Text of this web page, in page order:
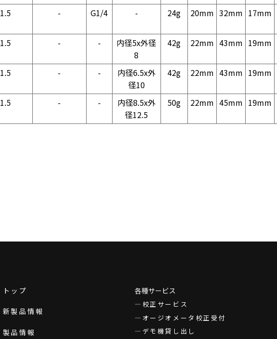
1.5 - G1/4 - 24g 20mm 32mm 17mm
1.5 - -
内径5x外径
8
42g 22mm 43mm 19mm
1.5 - -
内径6.5x外
径10
42g 22mm 43mm 19mm
1.5 - -
内径8.5x外
径12.5
50g 22mm 45mm 19mm
トップ
新製品情報
製品情報
各種サービス
校正サービス
オージオメータ校正受付
デモ機貸し出し